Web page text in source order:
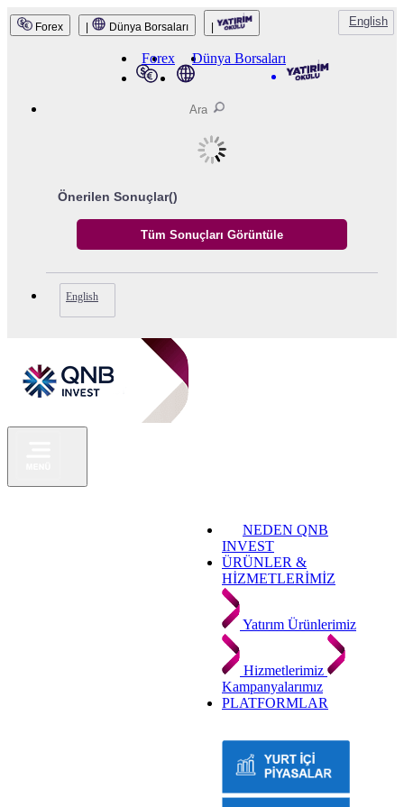
Forex Dünya Borsaları English
Forex Dünya Borsaları
Önerilen Sonuçlar()
English
NEDEN QNB
INVEST
ÜRÜNLER &
HİZMETLERİMİZ
Yatırım Ürünlerimiz
Hizmetlerimiz
Kampanyalarımız
PLATFORMLAR